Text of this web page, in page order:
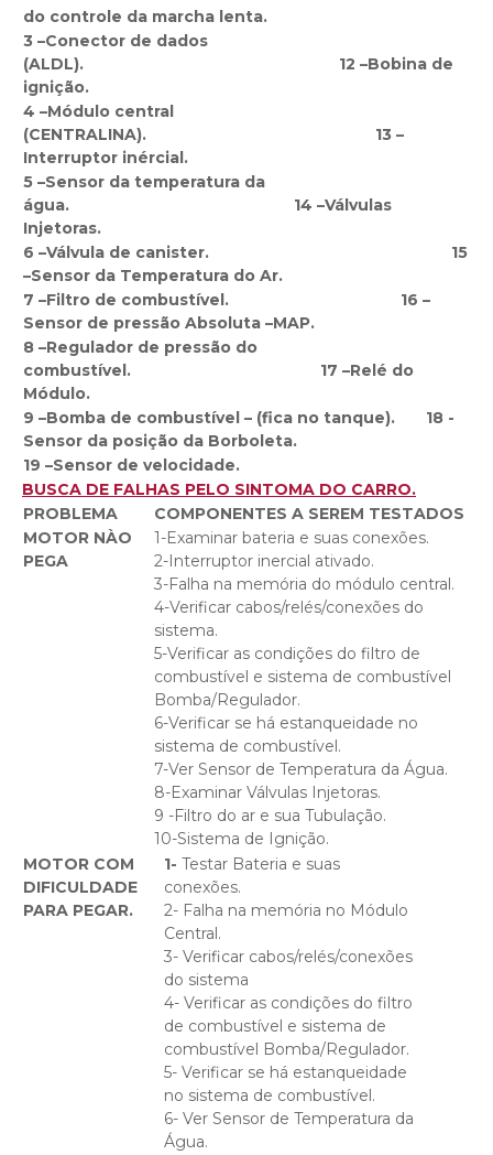
do controle da marcha lenta.
3 –Conector de dados
(ALDL). 12 –Bobina de
ignição.
4 –Módulo central
(CENTRALINA). 13 –
Interruptor inércial.
5 –Sensor da temperatura da
água. 14 –Válvulas
Injetoras.
6 –Válvula de canister. 15
–Sensor da Temperatura do Ar.
7 –Filtro de combustível. 16 –
Sensor de pressão Absoluta –MAP.
8 –Regulador de pressão do
combustível. 17 –Relé do
Módulo.
9 –Bomba de combustível – (fica no tanque). 18 -
Sensor da posição da Borboleta.
19 –Sensor de velocidade.
BUSCA DE FALHAS PELO SINTOMA DO CARRO.
PROBLEMA
COMPONENTES A SEREM TESTADOS
MOTOR NÀO
PEGA
1-Examinar bateria e suas conexões.
2-Interruptor inercial ativado.
3-Falha na memória do módulo central.
4-Verificar cabos/relés/conexões do
sistema.
5-Verificar as condições do filtro de
combustível e sistema de combustível
Bomba/Regulador.
6-Verificar se há estanqueidade no
sistema de combustível.
7-Ver Sensor de Temperatura da Água.
8-Examinar Válvulas Injetoras.
9 -Filtro do ar e sua Tubulação.
10-Sistema de Ignição.
MOTOR COM
DIFICULDADE
PARA PEGAR.
1- Testar Bateria e suas
conexões.
2- Falha na memória no Módulo
Central.
3- Verificar cabos/relés/conexões
do sistema
4- Verificar as condições do filtro
de combustível e sistema de
combustível Bomba/Regulador.
5- Verificar se há estanqueidade
no sistema de combustível.
6- Ver Sensor de Temperatura da
Água.